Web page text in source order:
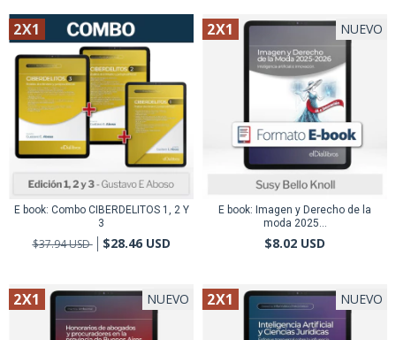
2X1
E book: Combo CIBERDELITOS 1, 2 Y
3
$37.94 USD $28.46 USD
2X1 NUEVO
E book: Imagen y Derecho de la
moda 2025...
$8.02 USD
2X1 NUEVO 2X1 NUEVO